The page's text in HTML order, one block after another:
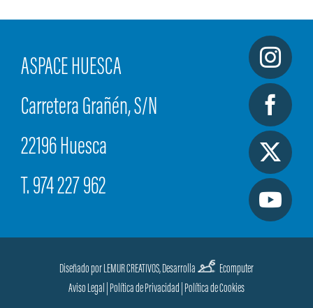
ASPACE HUESCA
Carretera Grañén, S/N
22196 Huesca
T. 974 227 962
Diseñado por LEMUR CREATIVOS,Desarrolla
Ecomputer
Aviso Legal Política de Privacidad Política de Cookies